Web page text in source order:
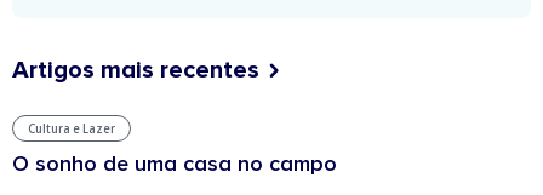
Artigos mais recentes
Cultura e Lazer
O sonho de uma casa no campo